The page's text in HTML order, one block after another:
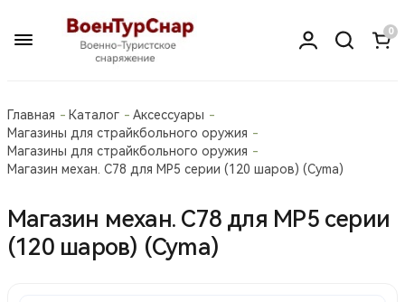
0
Главная Каталог
Аксессуары
Магазины для страйкбольного оружия
Магазины для страйкбольного оружия
Магазин механ. С78 для MP5 серии (120 шаров) (Cyma)
Магазин механ. С78 для MP5 серии
(120 шаров) (Cyma)